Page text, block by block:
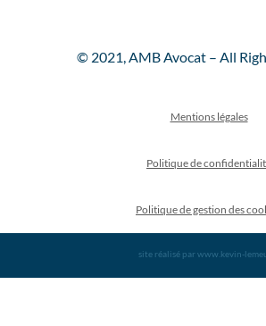
© 2021, AMB Avocat – All
Mentions légales
Politique de
Politique de gestion des
site réalisé par www.kevin-